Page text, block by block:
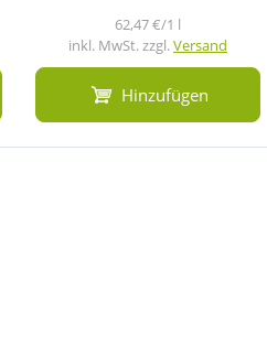
62,47 €/1 l
inkl. MwSt. zzgl.Versand
Hinzufügen